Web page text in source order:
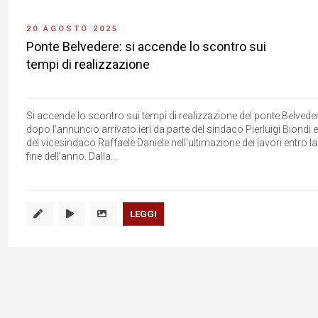
20 AGOSTO 2025
Ponte Belvedere: si accende lo scontro sui
tempi di realizzazione
Si accende lo scontro sui tempi di realizzazione del ponte
dopo l’annuncio arrivato ieri da parte del sindaco Pierluigi Biondi e
del vicesindaco Raffaele Daniele nell’ultimazione dei lavori entro la
fine dell’anno. Dalla...
LEGGI